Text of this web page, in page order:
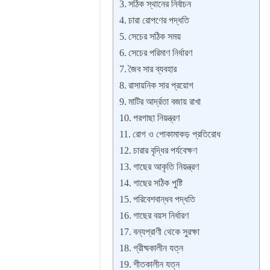
সঠিক স্থানের নির্বাচন
চারা রোপণের পদ্ধতি
সেচের সঠিক সময়
সেচের পরিমাণ নির্ধারণ
জৈব সার ব্যবহার
রাসায়নিক সার প্রয়োগ
মাটির আর্দ্রতা বজায় রাখা
পরগাছা নিয়ন্ত্রণ
রোগ ও পোকামাকড় প্রতিরোধ
চারার বৃদ্ধির পর্যবেক্ষণ
গাছের আকৃতি নিয়ন্ত্রণ
গাছের সঠিক পুষ্টি
পরিবেশবান্ধব পদ্ধতি
গাছের বয়স নির্ধারণ
বন্যপ্রাণী থেকে সুরক্ষা
গ্রীষ্মকালীন যত্ন
শীতকালীন যত্ন